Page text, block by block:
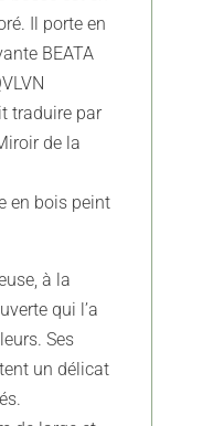
Il porte en
BEATA
traduire par
de la
en bois peint
à la
qui l’a
Ses
un délicat